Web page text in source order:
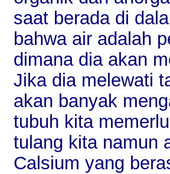
saat berada di
bahwa air adalah
dimana dia akan
Jika dia melewati
akan banyak
tubuh kita
tulang kita namun
Calsium yang